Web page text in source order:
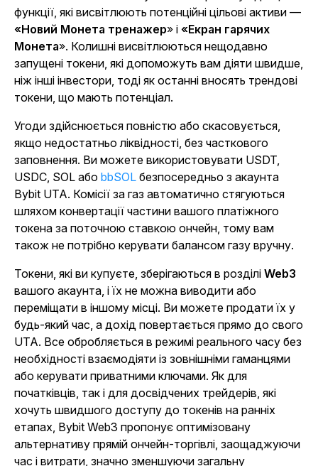
функції, які висвітлюють потенційні цільові активи —
«Новий Монета тренажер» і «Екран гарячих
Монета». Колишні висвітлюються нещодавно
запущені токени, які допоможуть вам діяти швидше,
ніж інші інвестори, тоді як останні вносять трендові
токени, що мають потенціал.
Угоди здійснюється повністю або скасовується,
якщо недостатньо ліквідності, без часткового
заповнення. Ви можете використовувати USDT,
USDC, SOL або bbSOL безпосередньо з акаунта
Bybit UTA. Комісії за газ автоматично стягуються
шляхом конвертації частини вашого платіжного
токена за поточною ставкою ончейн, тому вам
також не потрібно керувати балансом газу вручну.
Токени, які ви купуєте, зберігаються в розділі Web3
вашого акаунта, і їх не можна виводити або
переміщати в іншому місці. Ви можете продати їх у
будь-який час, а дохід повертається прямо до свого
UTA. Все обробляється в режимі реального часу без
необхідності взаємодіяти із зовнішніми гаманцями
або керувати приватними ключами. Як для
початківців, так і для досвідчених трейдерів, які
хочуть швидшого доступу до токенів на ранніх
етапах, Bybit Web3 пропонує оптимізовану
альтернативу прямій ончейн-торгівлі, заощаджуючи
час і витрати, значно зменшуючи загальну